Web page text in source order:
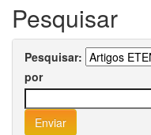
Pesquisar
Pesquisar:
por